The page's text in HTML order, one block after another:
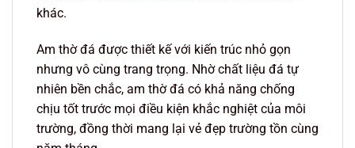
khác.
Am thờ đá được thiết kế với kiến trúc nhỏ gọn
nhưng vô cùng trang trọng. Nhờ chất liệu đá tự
nhiên bền chắc, am thờ đá có khả năng chống
chịu tốt trước mọi điều kiện khắc nghiệt của môi
trường, đồng thời mang lại vẻ đẹp trường tồn cùng